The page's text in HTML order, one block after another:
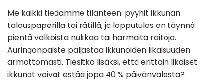
Me kaikki tiedämme tilanteen: pyyhit ikkunan
talouspaperilla tai rätillä, ja lopputulos on täynnä
pientä valkoista nukkaa tai harmaita raitoja.
Auringonpaiste paljastaa ikkunoiden likaisuuden
armottomasti. Tiesitkö lisäksi, että erittäin likaiset
ikkunat voivat estää jopa 40 % päivänvalosta?